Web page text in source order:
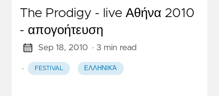
The Prodigy - live Αθήνα 2010
- απογοήτευση
Sep 18, 2010 · 3 min read
· FESTIVAL ΕΛΛΗΝΙΚΆ